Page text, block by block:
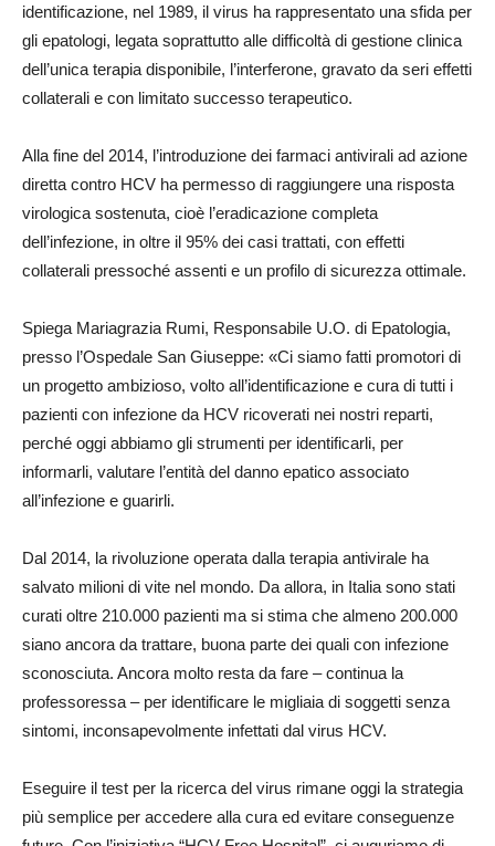
identificazione, nel 1989, il virus ha rappresentato una sfida per
gli epatologi, legata soprattutto alle difficoltà di gestione clinica
dell’unica terapia disponibile, l’interferone, gravato da seri effetti
collaterali e con limitato successo terapeutico.
Alla fine del 2014, l’introduzione dei farmaci antivirali ad azione
diretta contro HCV ha permesso di raggiungere una risposta
virologica sostenuta, cioè l’eradicazione completa
dell’infezione, in oltre il 95% dei casi trattati, con effetti
collaterali pressoché assenti e un profilo di sicurezza ottimale.
Spiega Mariagrazia Rumi, Responsabile U.O. di Epatologia,
presso l’Ospedale San Giuseppe: «Ci siamo fatti promotori di
un progetto ambizioso, volto all’identificazione e cura di tutti i
pazienti con infezione da HCV ricoverati nei nostri reparti,
perché oggi abbiamo gli strumenti per identificarli, per
informarli, valutare l’entità del danno epatico associato
all’infezione e guarirli.
Dal 2014, la rivoluzione operata dalla terapia antivirale ha
salvato milioni di vite nel mondo. Da allora, in Italia sono stati
curati oltre 210.000 pazienti ma si stima che almeno 200.000
siano ancora da trattare, buona parte dei quali con infezione
sconosciuta. Ancora molto resta da fare – continua la
professoressa – per identificare le migliaia di soggetti senza
sintomi, inconsapevolmente infettati dal virus HCV.
Eseguire il test per la ricerca del virus rimane oggi la strategia
più semplice per accedere alla cura ed evitare conseguenze